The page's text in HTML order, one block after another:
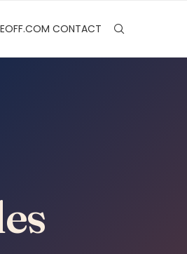
CONTACT